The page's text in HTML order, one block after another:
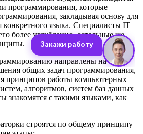
программирования, которые
закладывая основу для
конкретного языка. Специалисты IT
более углубленно, остальные же
направлены на
общих задач программирования,
принципов работы компьютерных
алгоритмов, систем баз данных
знакомятся с такими языками, как
строятся по общему принципу